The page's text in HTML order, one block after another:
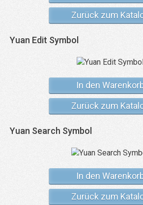
Zurück zum
Yuan Edit Symbol
In den
Zurück zum
Yuan Search Symbol
In den
Zurück zum